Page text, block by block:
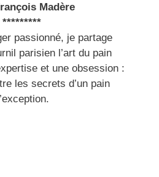
Madère
*********
passionné, je partage
parisien l’art du pain
et une obsession :
les secrets d’un pain